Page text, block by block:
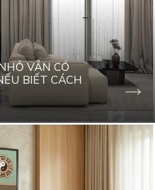
VẪN CÓ
BIẾT CÁCH